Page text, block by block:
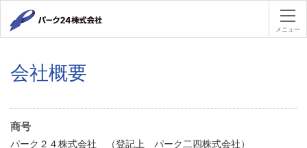
パーク２
メニュー
会社概要
商号
パーク２４株式会社 （登記上 パーク二四株式会社）